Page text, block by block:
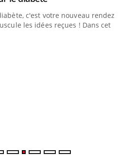
c'est votre nouveau rendez-
les idées reçues ! Dans cet